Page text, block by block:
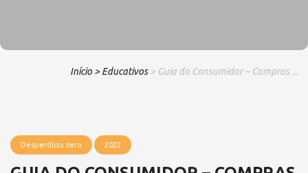
Início > Educativos > Guia do Consumidor – Compras ...
Desperdício zero 2022